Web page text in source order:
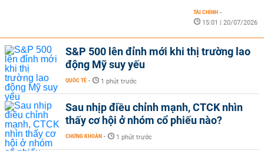
TÀI CHÍNH -
15:01 | 20/07/2026
S&P 500 lên đỉnh mới khi thị trường lao
động Mỹ suy yếu
QUỐC TẾ - 1 phút trước
Sau nhịp điều chỉnh mạnh, CTCK nhìn
thấy cơ hội ở nhóm cổ phiếu nào?
CHỨNG KHOÁN - 1 phút trước